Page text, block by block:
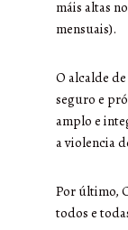
máis altas
mensuais).
O alcalde
seguro e
amplo e
a violencia
Por último,
todos e